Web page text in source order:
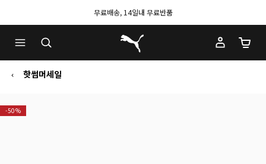
무료배송, 14일내 무료반품
푸마 홈
장바
핫썸머세일
-50%